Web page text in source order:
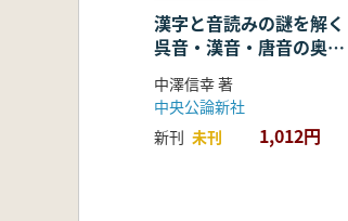
漢字と音読みの謎を解く
呉音・漢音・唐音の奥深
い世界
中澤信幸 著
中央公論新社
新刊 未刊 1,012円